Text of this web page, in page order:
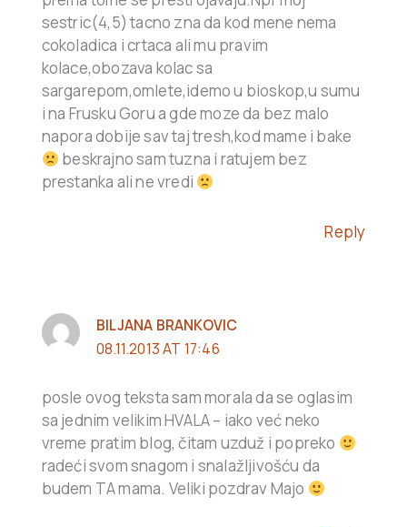
sestric(4,5) tacno zna da kod mene nema
cokoladica i crtaca ali mu pravim
kolace,obozava kolac sa
sargarepom,omlete,idemo u bioskop,u sumu
i na Frusku Goru a gde moze da bez malo
napora dobije sav taj tresh,kod mame i bake
beskrajno sam tuzna i ratujem bez
prestanka ali ne vredi
Reply
BILJANA BRANKOVIC
08.11.2013 AT 17:46
posle ovog teksta sam morala da se oglasim
sa jednim velikim HVALA – iako već neko
vreme pratim blog, čitam uzduž i popreko
radeći svom snagom i snalažljivošću da
budem TA mama. Veliki pozdrav Majo